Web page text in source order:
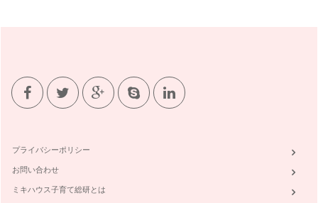
みなさんは、普段ラジオを聴かれますか？ 3／11の震災で、
つ…
っしゃいます。我が家でも、&nbs…
新聞ビリビリで、ママのストレスも飛んでけー
今回は、ままとーんつどいの広場で大人気な遊び、『新聞ビリ
ビリ』をご紹介します。 &…
プライバシーポリシー
お問い合わせ
ミキハウス子育て総研とは